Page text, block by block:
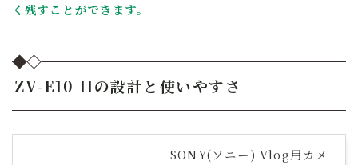
く残すことができます。
ZV-E10 IIの設計と使いやすさ
SONY(ソニー) Vlog用カメ